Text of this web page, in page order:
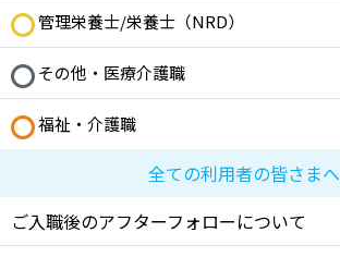
管理栄養士/栄養士（NRD）
その他・医療介護職
福祉・介護職
全ての利用者の皆さまへ
ご入職後のアフターフォローについて